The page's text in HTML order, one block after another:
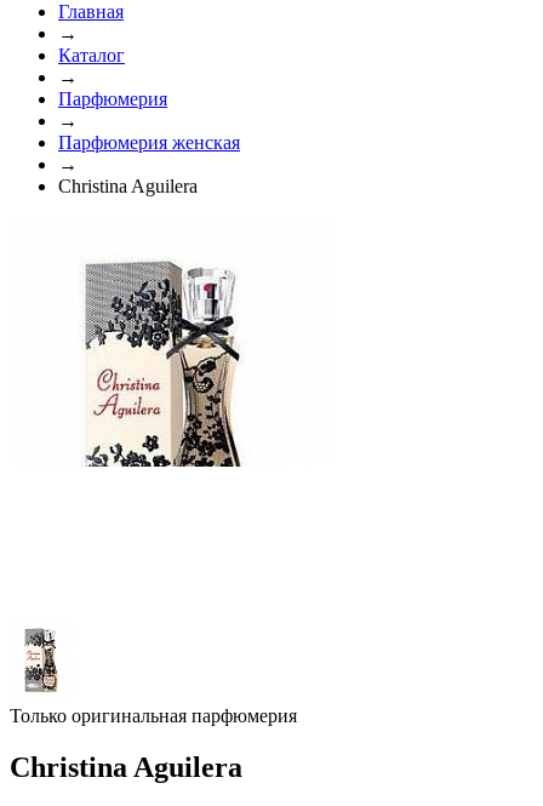
Главная
→
Каталог
→
Парфюмерия
→
Парфюмерия женская
→
Christina Aguilera
Только оригинальная парфюмерия
Christina Aguilera